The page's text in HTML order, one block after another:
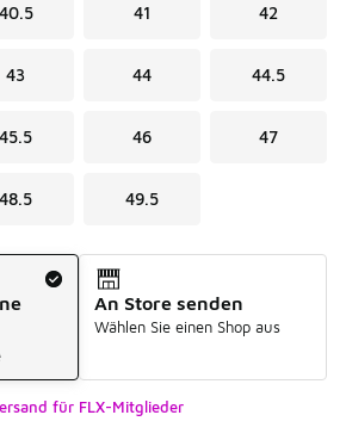
40.5 41 42
43 44 44.5
45.5 46 47
48.5 49.5
An Store senden
Wählen Sie einen Shop aus
für FLX-Mitglieder